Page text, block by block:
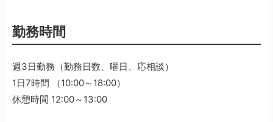
勤務時間
週3日勤務（勤務日数、曜日、応相談）
1日7時間 （10:00～18:00）
休憩時間 12:00～13:00